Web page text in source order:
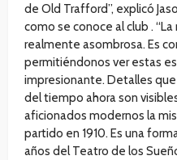
de Old Trafford”, explicó
como se conoce al club .
realmente asombrosa. Es
permitiéndonos ver estas
impresionante. Detalles
del tiempo ahora son
aficionados modernos la
partido en 1910. Es una
años del Teatro de los